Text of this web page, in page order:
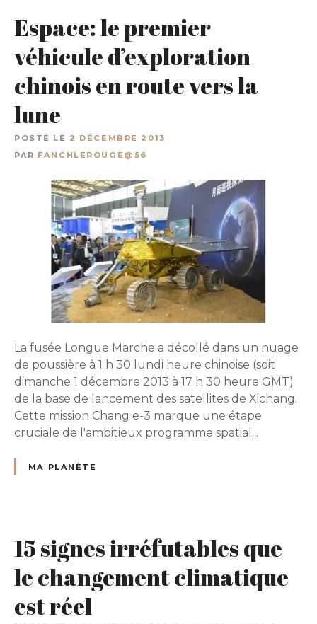
Espace: le premier
véhicule d’exploration
chinois en route vers la
lune
POSTÉ LE 2 DÉCEMBRE 2013
PAR FANCHLEROUGE@56
La fusée Longue Marche a décollé dans un nuage
de poussière à 1 h 30 lundi heure chinoise (soit
dimanche 1 décembre 2013 à 17 h 30 heure GMT)
de la base de lancement des satellites de Xichang.
Cette mission Chang e-3 marque une étape
cruciale de l'ambitieux programme spatial...
MA PLANÈTE
15 signes irréfutables que
le changement climatique
est réel